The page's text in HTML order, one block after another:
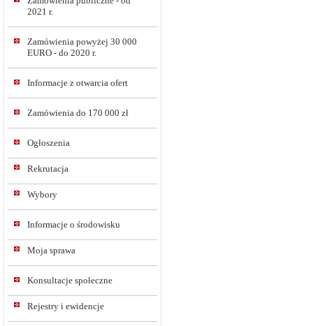
2021 r.
Zamówienia powyżej 30 000
EURO - do 2020 r.
Informacje z otwarcia ofert
Zamówienia do 170 000 zł
Ogłoszenia
Rekrutacja
Wybory
Informacje o środowisku
Moja sprawa
Konsultacje społeczne
Rejestry i ewidencje